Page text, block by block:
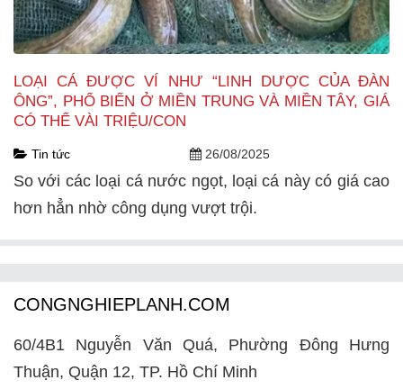
LOẠI CÁ ĐƯỢC VÍ NHƯ “LINH DƯỢC CỦA ĐÀN
ÔNG”, PHỔ BIẾN Ở MIỀN TRUNG VÀ MIỀN TÂY, GIÁ
CÓ THỂ VÀI TRIỆU/CON
Tin tức 26/08/2025
So với các loại cá nước ngọt, loại cá này có giá cao
hơn hẳn nhờ công dụng vượt trội.
CONGNGHIEPLANH.COM
60/4B1 Nguyễn Văn Quá, Phường Đông Hưng
Thuận, Quận 12, TP. Hồ Chí Minh